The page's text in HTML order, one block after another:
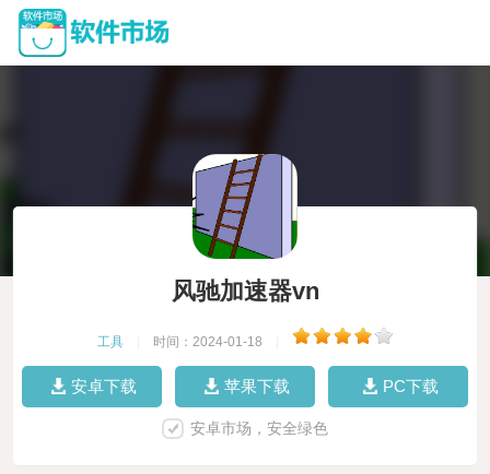
风驰加速器vn
工具 时间：2024-01-18
安卓下载 苹果下载 PC下载
安卓市场，安全绿色